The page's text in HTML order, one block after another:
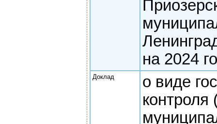
на 2024
Доклад
о виде
контроля